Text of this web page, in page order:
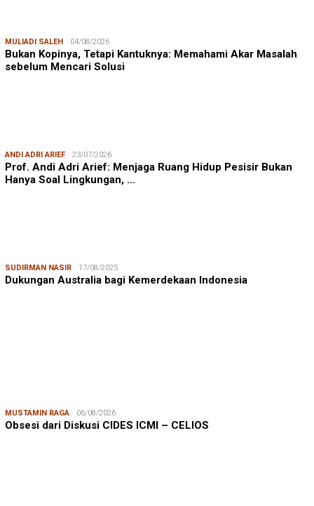
MULIADI SALEH 04/08/2026
Bukan Kopinya, Tetapi Kantuknya: Memahami Akar Masalah
sebelum Mencari Solusi
ANDI ADRI ARIEF 23/07/2026
Prof. Andi Adri Arief: Menjaga Ruang Hidup Pesisir Bukan
Hanya Soal Lingkungan, …
SUDIRMAN NASIR 17/08/2025
Dukungan Australia bagi Kemerdekaan Indonesia
MUSTAMIN RAGA 06/08/2026
Obsesi dari Diskusi CIDES ICMI – CELIOS